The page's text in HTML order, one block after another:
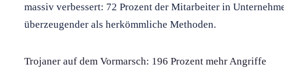
massiv verbessert: 72 Prozent der Mitarbeiter in
überzeugender als herkömmliche Methoden.
Trojaner auf dem Vormarsch: 196 Prozent mehr Angriffe